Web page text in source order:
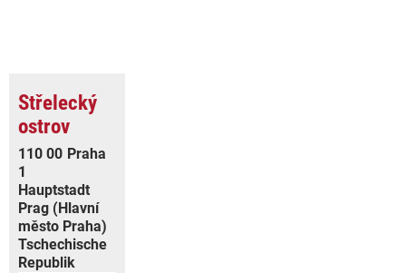
Střelecký
ostrov
110 00 Praha
1
Hauptstadt
Prag (Hlavní
město Praha)
Tschechische
Republik